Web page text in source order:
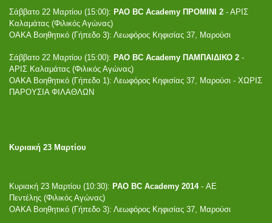
Σάββατο 22 Μαρτίου (15:00): PAO BC Academy ΠΡΟΜΙΝΙ 2 - ΑΡΙΣ
Καλαμάτας (Φιλικός Αγώνας)
ΟΑΚΑ Βοηθητικό (Γήπεδο 3): Λεωφόρος Κηφισίας 37, Μαρούσι
Σάββατο 22 Μαρτίου (15:00): PAO BC Academy ΠΑΜΠΑΙΔΙΚΟ 2 -
ΑΡΙΣ Καλαμάτας (Φιλικός Αγώνας)
ΟΑΚΑ Βοηθητικό (Γήπεδο 1): Λεωφόρος Κηφισίας 37, Μαρούσι - ΧΩΡΙΣ
ΠΑΡΟΥΣΙΑ ΦΙΛΑΘΛΩΝ
Κυριακή 23 Μαρτίου
Κυριακή 23 Μαρτίου (10:30): PAO BC Academy 2014- ΑΕ
Πεντέλης (Φιλικός Αγώνας)
ΟΑΚΑ Βοηθητικό (Γήπεδο 3): Λεωφόρος Κηφισίας 37, Μαρούσι